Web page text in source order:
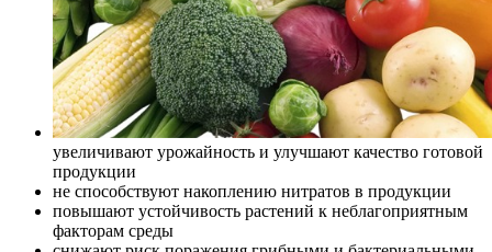
увеличивают урожайность и улучшают качество готовой
продукции
не способствуют накоплению нитратов в продукции
повышают устойчивость растений к неблагоприятным
факторам среды